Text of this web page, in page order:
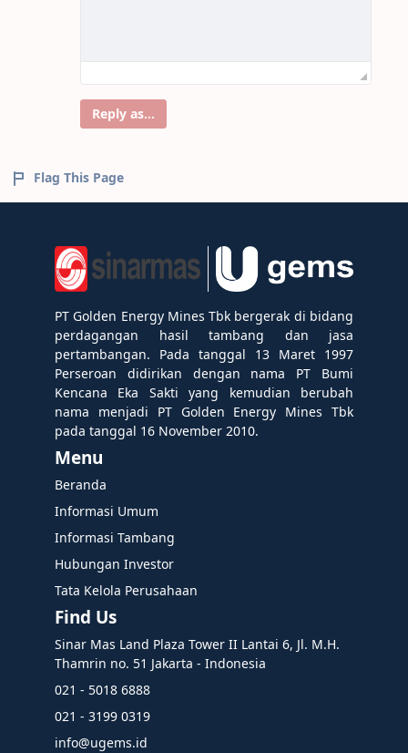
Reply as...
Flag This Page
PT Golden Energy Mines Tbk bergerak di bidang
perdagangan hasil tambang dan jasa
pertambangan. Pada tanggal 13 Maret 1997
Perseroan didirikan dengan nama PT Bumi
Kencana Eka Sakti yang kemudian berubah
nama menjadi PT Golden Energy Mines Tbk
pada tanggal 16 November 2010.
Menu
Beranda
Informasi Umum
Informasi Tambang
Hubungan Investor
Tata Kelola Perusahaan
Find Us
Sinar Mas Land Plaza Tower II Lantai 6, Jl. M.H.
Thamrin no. 51 Jakarta - Indonesia
021 - 5018 6888
021 - 3199 0319
info@ugems.id